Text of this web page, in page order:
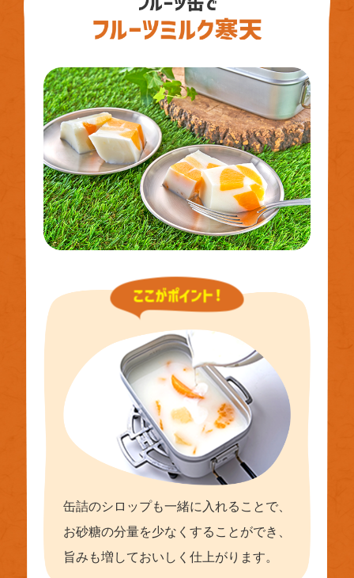
缶詰のシロップも一緒に入れることで、
お砂糖の分量を少なくすることができ、
旨みも増しておいしく仕上がります。